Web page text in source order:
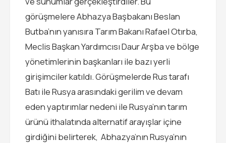
görüşmelere Abhazya Başbakanı Beslan
Butba’nın yanısıra Tarım Bakanı Rafael Otırba,
Meclis Başkan Yardımcısı Daur Arşba ve bölge
yönetimlerinin başkanları ile bazı yerli
girişimciler katıldı. Görüşmelerde Rus tarafı
Batı ile Rusya arasındaki gerilim ve devam
eden yaptırımlar nedeni ile Rusya’nın tarım
ürünü ithalatında alternatif arayışlar içine
girdiğini belirterek, Abhazya’nın Rusya’nın